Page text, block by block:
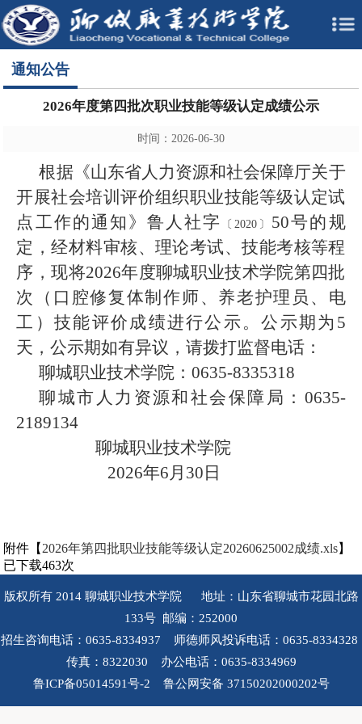
通知公告
2026年度第四批次职业技能等级认定成绩公示
时间：2026-06-30
根据《山东省人力资源和社会保障厅关于
开展社会培训评价组织职业技能等级认定试
点工作的通知》鲁人社字
〔2020〕 50号的规
定，经材料审核、理论考试、技能考核等程
序，现将2026年度聊城职业技术学院第四批
次（口腔修复体制作师、养老护理员、电
工）技能评价成绩进行公示。公示期为5
天，公示期如有异议，请拨打监督电话：
聊城职业技术学院：0635-8335318
聊城市人力资源和社会保障局：0635-
2189134
聊城职业技术学院
2026年6月30日
附件【 2026年第四批职业技能等级认定20260625002成绩.xls】
已下载463次
版权所有 2014 聊城职业技术学院 地址：山东省聊城市花园北路
133号 邮编：252000
招生咨询电话：0635-8334937 师德师风投诉电话：0635-8334328
传真：8322030 办公电话：0635-8334969
鲁ICP备05014591号-2 鲁公网安备 37150202000202号